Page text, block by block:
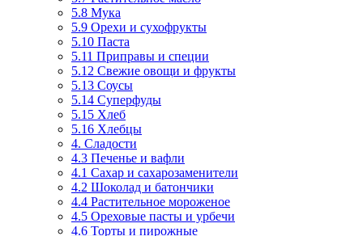
5.8 Мука
5.9 Орехи и сухофрукты
5.10 Паста
5.11 Приправы и специи
5.12 Свежие овощи и фрукты
5.13 Соусы
5.14 Суперфуды
5.15 Хлеб
5.16 Хлебцы
4. Сладости
4.3 Печенье и вафли
4.1 Сахар и сахарозаменители
4.2 Шоколад и батончики
4.4 Растительное мороженое
4.5 Ореховые пасты и урбечи
4.6 Торты и пирожные